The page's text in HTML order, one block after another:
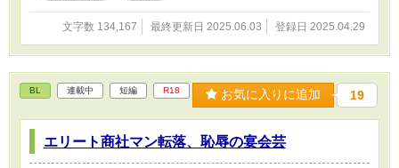
文字数 134,167 最終更新日 2025.06.03 登録日 2025.04.29
BL 連載中 短編 R18 お気に入りに追加 19
エリート商社マン転落、恥辱の宴会芸